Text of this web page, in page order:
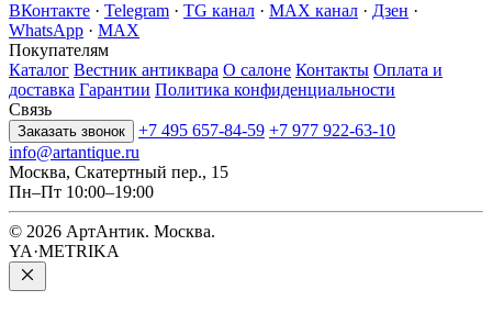
ВКонтакте · Telegram · TG канал · MAX канал · Дзен ·
WhatsApp · MAX
Покупателям
Каталог Вестник антиквара О салоне Контакты Оплата и
доставка Гарантии Политика конфиденциальности
Связь
Заказать звонок +7 495 657-84-59 +7 977 922-63-10
info@artantique.ru
Москва, Скатертный пер., 15
Пн–Пт 10:00–19:00
© 2026 АртАнтик. Москва.
YA·METRIKA